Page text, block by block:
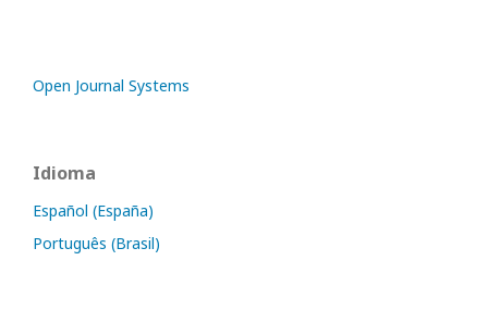
Open Journal Systems
Idioma
Español (España)
Português (Brasil)